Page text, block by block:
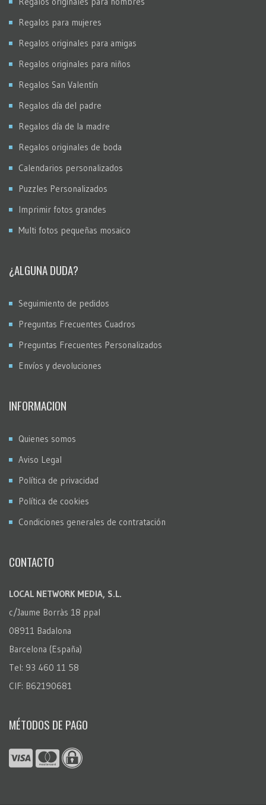
Regalos para mujeres
Regalos originales para amigas
Regalos originales para niños
Regalos San Valentín
Regalos día del padre
Regalos día de la madre
Regalos originales de boda
Calendarios personalizados
Puzzles Personalizados
Imprimir fotos grandes
Multi fotos pequeñas mosaico
¿ALGUNA DUDA?
Seguimiento de pedidos
Preguntas Frecuentes Cuadros
Preguntas Frecuentes Personalizados
Envíos y devoluciones
INFORMACION
Quienes somos
Aviso Legal
Política de privacidad
Política de cookies
Condiciones generales de contratación
CONTACTO
LOCAL NETWORK MEDIA, S.L.
c/Jaume Borràs 18 ppal
08911 Badalona
Barcelona (España)
Tel: 93 460 11 58
CIF: B62190681
MÉTODOS DE PAGO